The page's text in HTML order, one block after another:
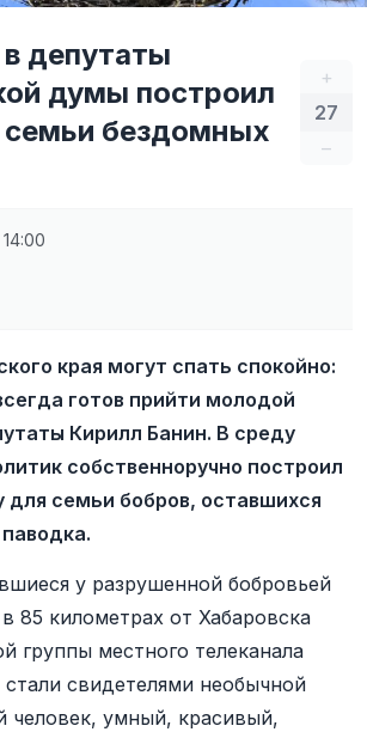
+
27
–
депутаты
думы построил
семьи бездомных
края могут спать спокойно:
готов прийти молодой
Кирилл Банин. В среду
собственноручно построил
для семьи бобров, оставшихся
у разрушенной бобровьей
85 километрах от Хабаровска
группы местного телеканала
стали свидетелями необычной
умный, красивый,